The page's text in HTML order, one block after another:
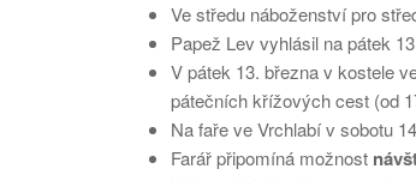
Ve středu náboženství pro
Papež Lev vyhlásil na pátek
V pátek 13. března v kostele
pátečních křížových cest (od
Na faře ve Vrchlabí v sobotu
Farář připomíná možnost